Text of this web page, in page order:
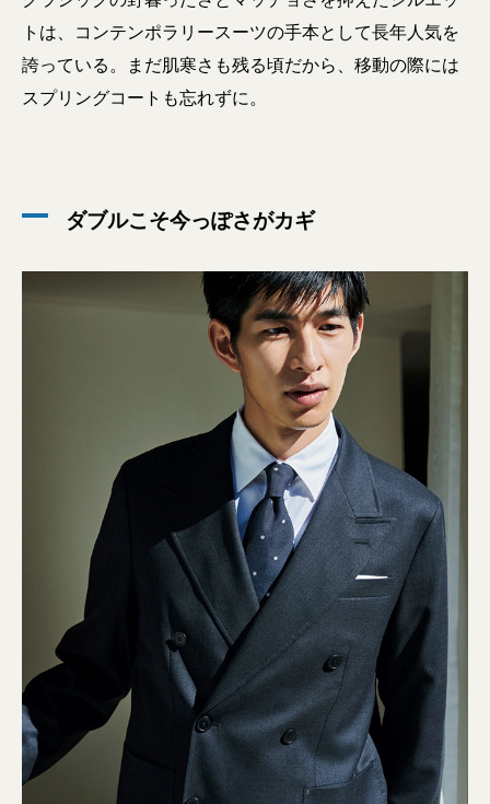
トは、コンテンポラリースーツの手本として長年人気を
誇っている。まだ肌寒さも残る頃だから、移動の際には
スプリングコートも忘れずに。
ダブルこそ今っぽさがカギ